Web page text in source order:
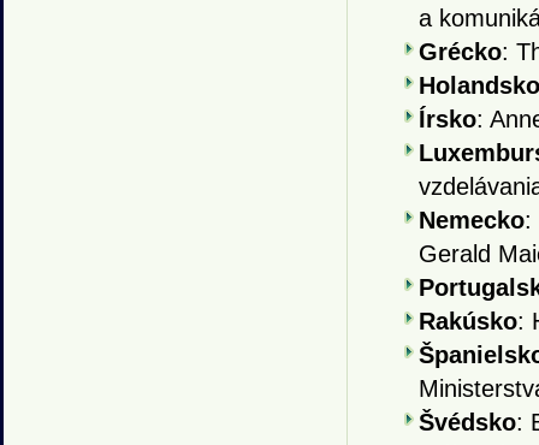
a
Grécko:
Holandsko
Írsko:
Nemecko:
Gerald
Rakúsko:
Švédsko: